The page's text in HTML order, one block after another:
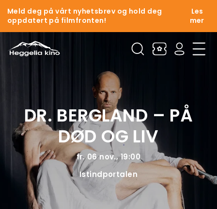
Meld deg på vårt nyhetsbrev og hold deg
oppdatert på filmfronten!
Les
mer
DR. BERGLAND – PÅ
DØD OG LIV
fr. 06 nov., 19:00
Istindportalen